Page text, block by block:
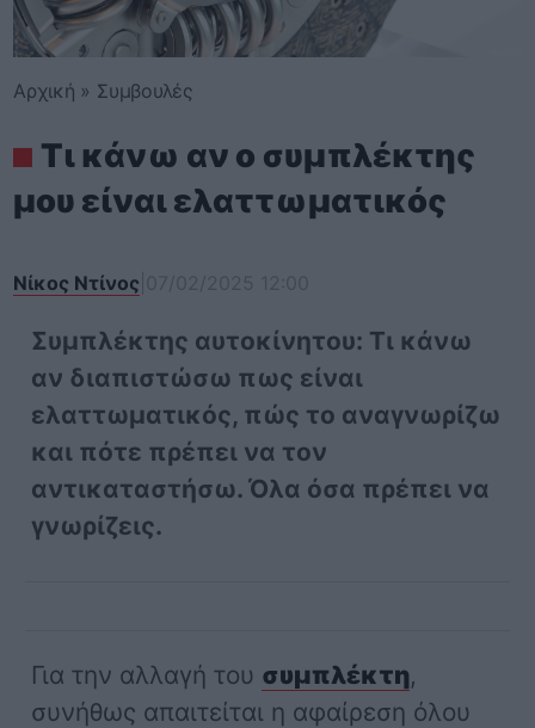
Αρχική » Συμβουλές
Τι κάνω αν ο συμπλέκτης
μου είναι ελαττωματικός
Νίκος Ντίνος
Συμπλέκτης αυτοκίνητου: Τι κάνω
αν διαπιστώσω πως είναι
ελαττωματικός, πώς το αναγνωρίζω
και πότε πρέπει να τον
αντικαταστήσω. Όλα όσα πρέπει να
γνωρίζεις.
Για την αλλαγή του συμπλέκτη,
συνήθως απαιτείται η αφαίρεση όλου